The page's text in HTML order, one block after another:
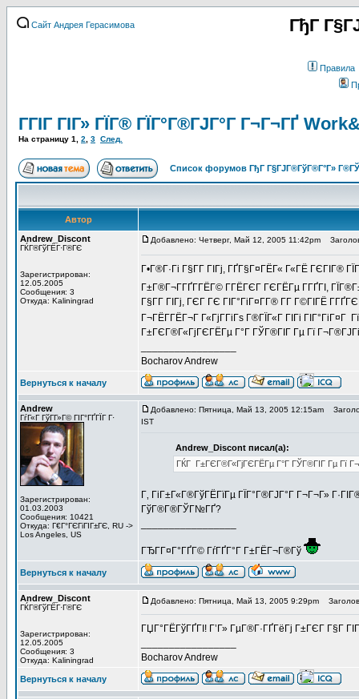
Сайт Андрея Герасимова ГђГ
Правила
ГГІГ ГІГ» ГЇГ® ГЇГ°Г®ГЈГ°Г Г¬Г¬ГҐ
На страницу 1 2 3 След.
Список форумов ГђГ Г§ГЈГ®ГўГ®Г°Г»
Автор
Andrew_Discont
ГЌГ®ГўГЁГ·Г®ГЄ
Зарегистрирован:
12.05.2005
Сообщения: 3
Откуда: Kaliningrad
Добавлено: Четверг, Май 12, 2005 11:42pm
Г•Г®Г·Гі Г§Г­Г ГІГј, ГҐГ§Г¤ГЁГ« Г«ГЁ ГЄГІГ®
Г±Г®Г¬Г­ГҐГ­ГЁГ© Г­ГЁГЄГ ГЄГЁГµ Г­ГҐГІ,
Г§Г­Г ГІГј, ГЄГ ГЄ ГІГ°ГіГ¤Г­Г® Г­Г Г©ГІГЁ
Г¬ГЁГ­ГЁГ¬Г Г«ГјГ­ГіГѕ Г®ГЇГ«Г ГІГі ГІГ°ГіГ¤Г
Г±ГЄГ®Г«ГјГЄГЁГµ Г°Г ГЎГ®ГІГ Гµ Гї
Bocharov Andrew
Вернуться к началу
Andrew
ГѓГ«Г ГўГ­Г»Г© ГІГ°ГҐГЇГ Г·
Зарегистрирован:
01.03.2003
Сообщения: 10421
Откуда: Г€Г°ГЄГіГІГ±ГЄ, RU ->
Los Angeles, US
Добавлено: Пятница, Май 13, 2005 12:15am
IST
Andrew_Discont писал(а):
ГЌГ Г±ГЄГ®Г«ГјГЄГЁГµ Г°Г ГЎГ®ГІГ Гµ Гї
Г‚ ГіГ±Г«Г®ГўГЁГїГµ ГЇГ°Г®ГЈГ°Г Г¬Г¬Г»
ГўГ®Г®ГЎГ№ГҐ?
ГЂГ­Г¤Г°ГҐГ© ГѓГҐГ°Г Г±ГЁГ¬Г®Гў
Вернуться к началу
Andrew_Discont
ГЌГ®ГўГЁГ·Г®ГЄ
Зарегистрирован:
12.05.2005
Сообщения: 3
Откуда: Kaliningrad
Добавлено: Пятница, Май 13, 2005 9:29pm
ГЏГ°ГЁГўГҐГІ! Г’Г» ГµГ®Г·ГҐГёГј Г±ГЄГ Г§Г
Bocharov Andrew
Вернуться к началу